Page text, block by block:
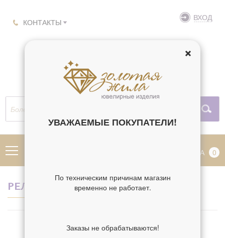
КОНТАКТЫ ВХОД
КОРЗИНА 0
РЕЛИГИЯ ВАЛААМСКАЯ
УВАЖАЕМЫЕ ПОКУПАТЕЛИ!
По техническим причинам магазин
временно не работает.
Заказы не обрабатываются!